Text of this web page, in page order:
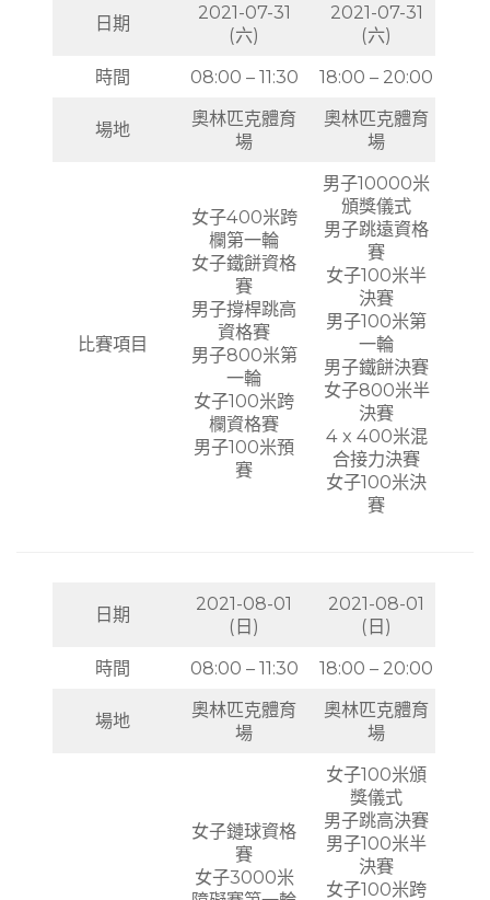
日期
2021-07-31
(六)
2021-07-31
(六)
時間
08:00 – 11:30 18:00 – 20:00
場地
奧林匹克體育
場
奧林匹克體育
場
比賽項目
女子400米跨
欄第一輪
女子鐵餅資格
賽
男子撐桿跳高
資格賽
男子800米第
一輪
女子100米跨
欄資格賽
男子100米預
賽
男子10000米
頒獎儀式
男子跳遠資格
賽
女子100米半
決賽
男子100米第
一輪
男子鐵餅決賽
女子800米半
決賽
4 x 400米混
合接力決賽
女子100米決
賽
日期
2021-08-01
(日)
2021-08-01
(日)
時間
08:00 – 11:30 18:00 – 20:00
場地
奧林匹克體育
場
奧林匹克體育
場
女子鏈球資格
賽
女子3000米
女子100米頒
獎儀式
男子跳高決賽
男子100米半
決賽
女子100米跨